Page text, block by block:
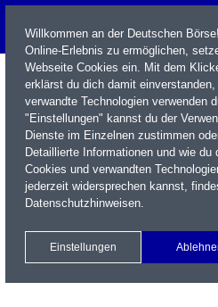
Name / WKN / ISIN / Kürzel
Xetra Realtime
Watchlist
Willkommen an der Deutschen
Online-Erlebnis zu ermöglichen,
Webseite Cookies ein. Mit dem
erklärst du dich damit
verwandte Technologien verwenden
"Einstellungen" kannst du der
Dienste im Einzelnen zustimmen
Detaillierte Informationen und wie du
Cookies und verwandten
jederzeit widersprechen kannst,
Datenschutzhinweisen.
Einstellungen